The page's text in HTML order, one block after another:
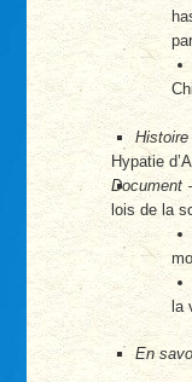
Hypatie
Document
lois de la
la
En